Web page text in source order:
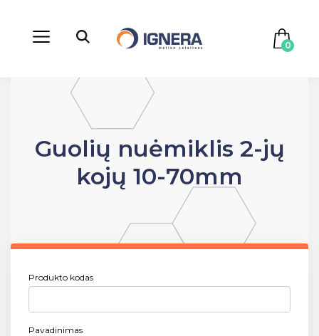
0
Guolių nuėmiklis 2-jų
kojų 10-70mm
Produkto kodas
Pavadinimas